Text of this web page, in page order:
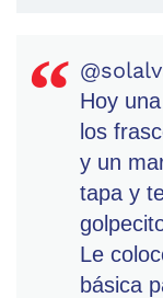
Hoy
los
y un
tapa y
Le
básica